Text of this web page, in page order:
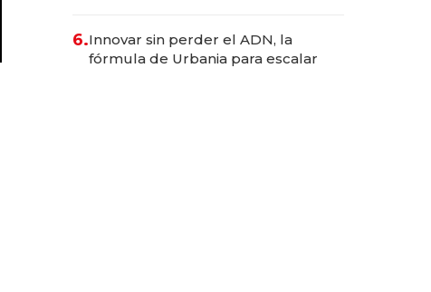
6.Innovar sin perder el ADN, la
fórmula de Urbania para escalar